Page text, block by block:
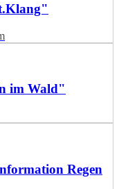
im Wald"
Regen